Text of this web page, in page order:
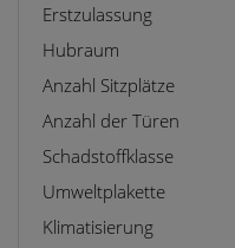
Erstzulassung
Hubraum
Anzahl Sitzplätze
Anzahl der Türen
Schadstoffklasse
Umweltplakette
Klimatisierung